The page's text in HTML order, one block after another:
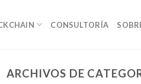
CONSULTORÍA
ARCHIVOS DE